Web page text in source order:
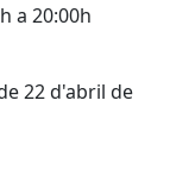
a 20:00h
22 d'abril de